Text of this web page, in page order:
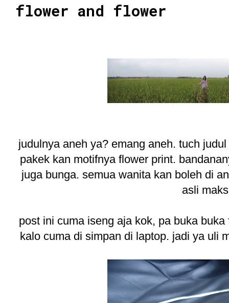
flower and flower
judulnya aneh ya? emang aneh. tuch
pakek kan motifnya flower print.
juga bunga. semua wanita kan boleh di
asli
post ini cuma iseng aja kok, pa buka
kalo cuma di simpan di laptop. jadi ya uli